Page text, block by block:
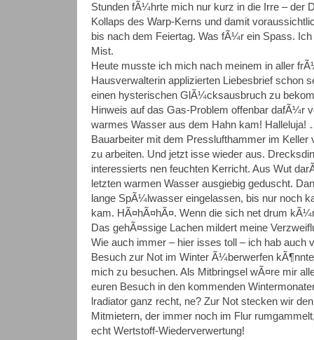
Stunden fÃ¼hrte mich nur kurz in die Irre – der
Kollaps des Warp-Kerns und damit
bis nach dem Feiertag. Was fÃ¼r ein Spass.
Mist.
Heute musste ich mich nach meinem in aller
Hausverwalterin applizierten Liebesbrief schon
einen hysterischen GlÃ¼cksausbruch zu
Hinweis auf das Gas-Problem offenbar dafÃ¼r
warmes Wasser aus dem Hahn kam! Halleluja!
Bauarbeiter mit dem Presslufthammer im Keller
zu arbeiten. Und jetzt isse wieder aus.
interessierts nen feuchten Kerricht. Aus Wut
letzten warmen Wasser ausgiebig geduscht.
lange SpÃ¼lwasser eingelassen, bis nur noch
kam. HÃ¤hÃ¤hÃ¤. Wenn die sich net drum
Das gehÃ¤ssige Lachen mildert meine
Wie auch immer – hier isses toll – ich hab auch
Besuch zur Not im Winter Ã¼berwerfen
mich zu besuchen. Als Mitbringsel wÃ¤re mir
euren Besuch in den kommenden
lradiator ganz recht, ne? Zur Not stecken wir
Mitmietern, der immer noch im Flur
echt Wertstoff-Wiederverwertung!